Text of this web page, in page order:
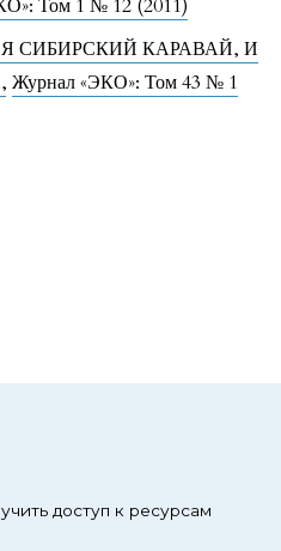
Том 1 № 12 (2011)
СИБИРСКИЙ КАРАВАЙ, И
, Журнал «ЭКО»: Том 43 № 1
доступ к ресурсам